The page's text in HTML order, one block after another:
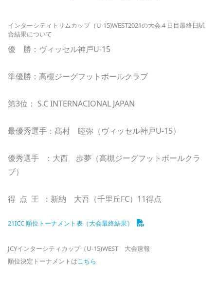
インターシティトリムカップ（U-15)WEST2021の大会４日目最終日試
合結果について
優 勝：ヴィッセル神戸U-15
準優勝：高槻ジーグフットボールクラブ
第3位： S.C INTERNACIONAL JAPAN
最優秀選手：髙村 睦弥（ヴィッセル神戸U-15）
優秀選手 ：大西 歩夢（高槻ジーグフットボールクラ
ブ）
得 点 王 ：新納 大吾（千里丘FC）11得点
21ICC 順位トーナメント表（大会最終結果）
JCYインターシティカップ（U-15)WEST 大会速報
順位決定トーナメントはこちら